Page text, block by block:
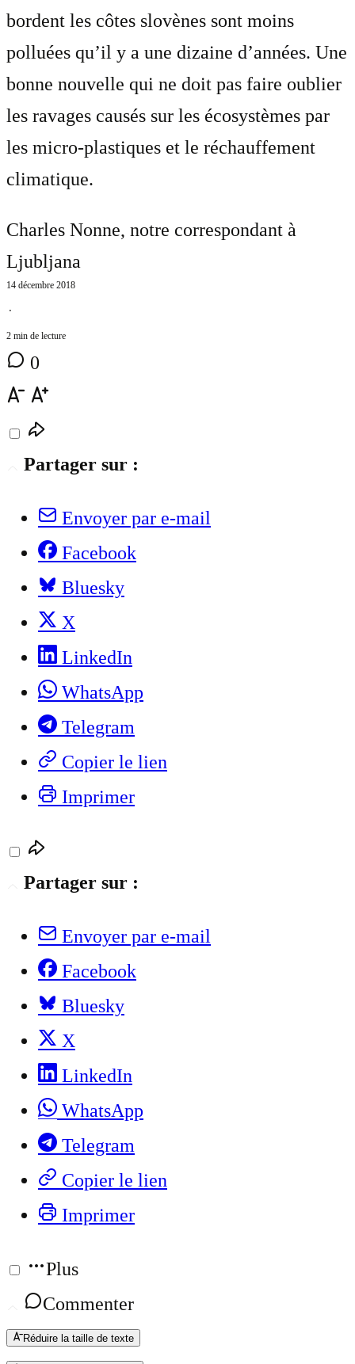
bordent les côtes slovènes sont moins
polluées qu’il y a une dizaine d’années. Une
bonne nouvelle qui ne doit pas faire oublier
les ravages causés sur les écosystèmes par
les micro-plastiques et le réchauffement
climatique.
Charles Nonne, notre correspondant à
Ljubljana
14 décembre 2018
⋅
2 min de lecture
0
Partager sur :
Envoyer par e-mail
Facebook
Bluesky
X
LinkedIn
WhatsApp
Telegram
Copier le lien
Imprimer
Partager sur :
Envoyer par e-mail
Facebook
Bluesky
X
LinkedIn
WhatsApp
Telegram
Copier le lien
Imprimer
Plus
Commenter
Réduire la taille de texte